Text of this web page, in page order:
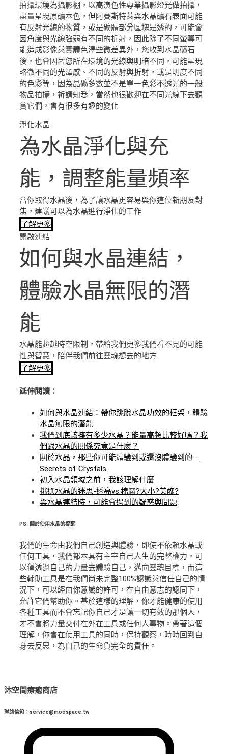
拍攝環境為攝影棚，以高演色性專業攝影燈光做拍攝，
盡量呈現原礦本色，但阿賽斯特萊與水晶礦石表面可能
有反射光線的物質，或是礦體部分區塊是透的，可能會
因角度與光線強弱有不同的折射，因此除了不同螢幕可
能造成影像與實體色澤些微差異外，您收到水晶礦石
後，也會因著您所在環境的光線與明暗不同，可能呈現
略微不同的光澤感、不同的反射與折射，或是明度不同
的色彩等，因為晶礦多數並不是單一色彩不透光的一般
物品拍攝，祈請知悉，當然也很歡迎在不同光線下去觀
賞它們，會有很多有趣的變化
淨化水晶
為水晶淨化與充
能，調整能量頻率
當你取得水晶後，為了讓水晶更容易與你這位新朋友對
焦，建議可以為水晶進行淨化的工作
了解更多
開啟連結
如何與水晶連結，
體驗水晶無限的潛
能
水晶能超越時空限制，帶給我們更多我們看不見的可能
性與智慧，陪伴我們前往靈魂想去的地方
了解更多
延伸閱讀：
如何與水晶連結：帶你跳脫水晶功效的框架，體驗
水晶無限的潛能
我們到底該擁有多少水晶？能量高頻比較好嗎？我
們跟水晶的關係究竟是什麼？
關於水晶，那些你可能體驗到或還沒體驗到的－
Secrets of Crystals
初入水晶領域之前，我該理解什麼
挑選水晶的迷思-透亮vs.棉霧?大小?美醜?
與水晶連結時，可能會遇到的疑惑與問題
PS. 關於使用水晶的提醒
我們的生命由我們自己創造與體驗，即使不依賴水晶或
任何工具，我們都本具有主宰自己人生的完整權力，可
以僅透過自己的力量去體驗自己，邁向靈魂目標，而這
些輔助工具是在我們尚未完整100%認識與信任自己的情
況下，可以經由你意識的許可，在自由意志的認同下，
允許它們幫助你。基於這樣的理解，你才能健康的使用
各種工具而不會忘記你自己才是讓一切有效的那個人，
才不會將力量交付在外在工具或任何人事物。帶著這個
理解，你會在使用工具的同時，保持觀察，時時回到自
身去反思，為自己的生命負完全的責任。
沐空間療癒商店
聯絡信箱：service@moospace.tw